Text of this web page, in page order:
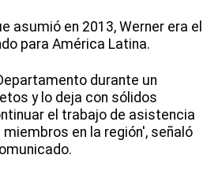
asumió en 2013, Werner era el
para América Latina.
durante un
y lo deja con sólidos
el trabajo de asistencia
en la región', señaló